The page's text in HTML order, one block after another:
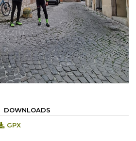
DOWNLOADS
GPX